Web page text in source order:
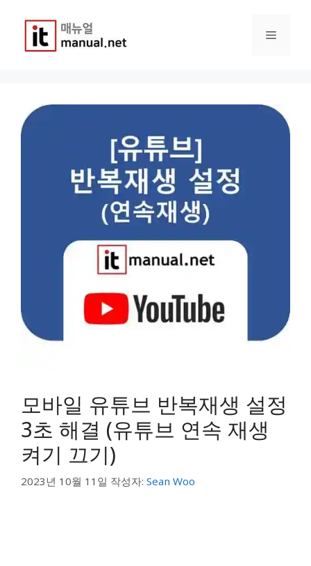
메
모바일 유튜브 반복재생 설정
3초 해결 (유튜브 연속 재생
켜기 끄기)
2023년 10월 11일 작성자: Sean Woo